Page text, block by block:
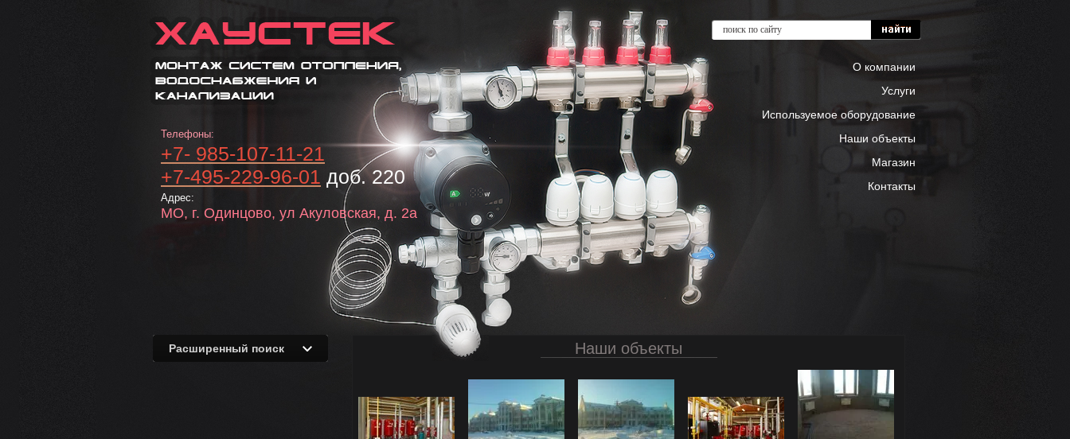
Телефоны:
+7- 985-107-11-21
+7-495-229-96-01 доб. 220
Адрес:
МО, г. Одинцово, ул Акуловская, д. 2а
О компании
Услуги
Используемое оборудование
Наши объекты
Магазин
Контакты
Расширенный поиск Наши объекты